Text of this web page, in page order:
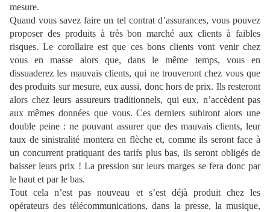
mesure.
Quand vous savez faire un tel contrat d’assurances, vous pouvez
proposer des produits à très bon marché aux clients à faibles
risques. Le corollaire est que ces bons clients vont venir chez
vous en masse alors que, dans le même temps, vous en
dissuaderez les mauvais clients, qui ne trouveront chez vous que
des produits sur mesure, eux aussi, donc hors de prix. Ils resteront
alors chez leurs assureurs traditionnels, qui eux, n’accèdent pas
aux mêmes données que vous. Ces derniers subiront alors une
double peine : ne pouvant assurer que des mauvais clients, leur
taux de sinistralité montera en flèche et, comme ils seront face à
un concurrent pratiquant des tarifs plus bas, ils seront obligés de
baisser leurs prix ! La pression sur leurs marges se fera donc par
le haut et par le bas.
Tout cela n’est pas nouveau et s’est déjà produit chez les
opérateurs des télécommunications, dans la presse, la musique,